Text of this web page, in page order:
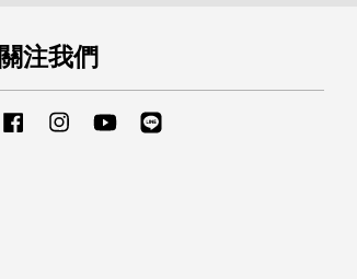
關注我們
Facebook InstagramYouTube